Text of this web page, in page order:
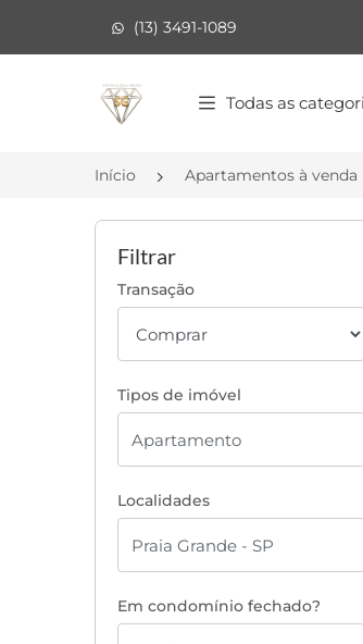
(13) 3491-1089
Página inicial
Todas as
Início Apartamentos à venda
Filtrar
Transação
Tipos de imóvel
Localidades
Em condomínio fechado?